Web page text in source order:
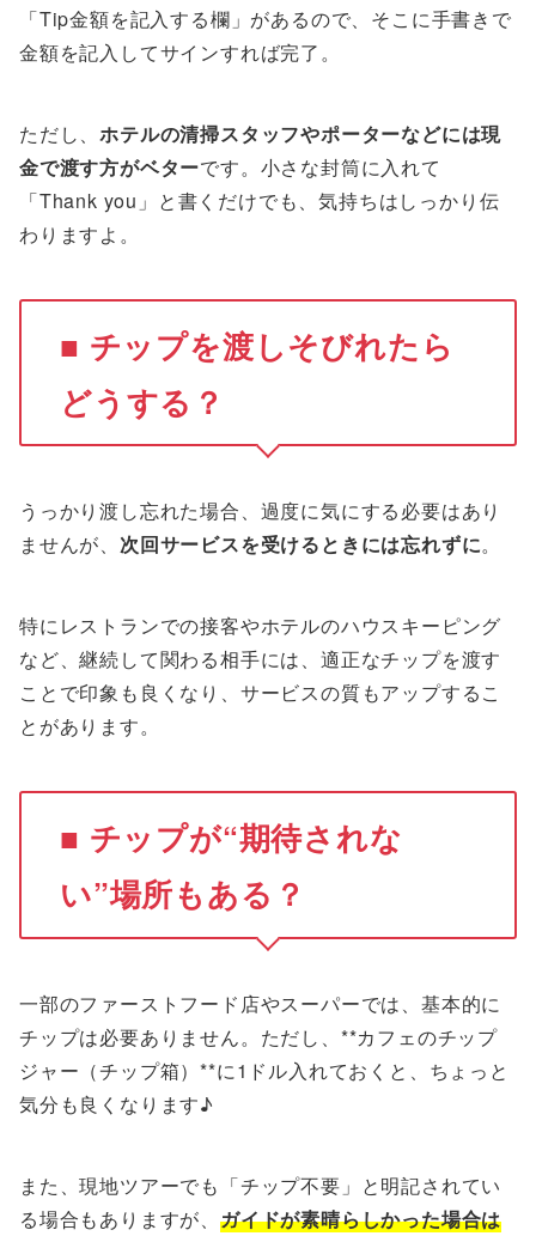
「Tip金額を記入する欄」があるので、そこに手書きで
金額を記入してサインすれば完了。
ただし、ホテルの清掃スタッフやポーターなどには現
金で渡す方がベターです。小さな封筒に入れて
「Thank you」と書くだけでも、気持ちはしっかり伝
わりますよ。
■ チップを渡しそびれたら
どうする？
うっかり渡し忘れた場合、過度に気にする必要はあり
ませんが、 次回サービスを受けるときには忘れずに。
特にレストランでの接客やホテルのハウスキーピング
など、継続して関わる相手には、適正なチップを渡す
ことで印象も良くなり、サービスの質もアップするこ
とがあります。
■ チップが“期待されな
い”場所もある？
一部のファーストフード店やスーパーでは、基本的に
チップは必要ありません。ただし、**カフェのチップ
ジャー（チップ箱）**に1ドル入れておくと、ちょっと
気分も良くなります♪
また、現地ツアーでも「チップ不要」と明記されてい
る場合もありますが、 ガイドが素晴らしかった場合は